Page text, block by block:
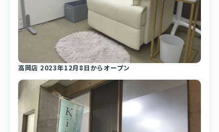
高岡店 2023年12月8日からオープン